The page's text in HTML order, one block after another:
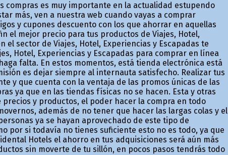
compras es muy importante en la actualidad estupendo
más, ven a nuestra web cuando vayas a comprar
y cupones descuento con los que ahorrar en aquellas
el mejor precio para tus productos de Viajes, Hotel,
el sector de Viajes, Hotel, Experiencias y Escapadas te
Hotel, Experiencias y Escapadas para comprar en línea
falta. En estos momentos, está tienda electrónica está
es dejar siempre al internauta satisfecho. Realizar tus
y que cuenta con la ventaja de las promos únicas de las
ya que en las tiendas físicas no se hacen. Esta y otras
y productos, el poder hacer la compra en todo
además de no tener que hacer las largas colas y el
ya se hayan aprovechado de este tipo de
por si todavía no tienes suficiente esto no es todo, ya que
Hotels el ahorro en tus adquisiciones será aún más
sin moverte de tu sillón, en pocos pasos tendrás todo